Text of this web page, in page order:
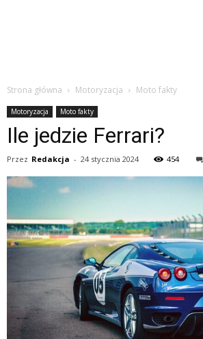
Strona główna Motoryzacja Moto fakty
Motoryzacja Moto fakty
Ile jedzie Ferrari?
Przez Redakcja - 24 stycznia 2024 454